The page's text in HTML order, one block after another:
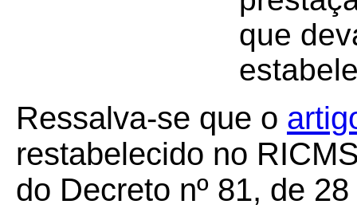
que
Ressalva-se que o
restabelecido no
do Decreto nº 81, de